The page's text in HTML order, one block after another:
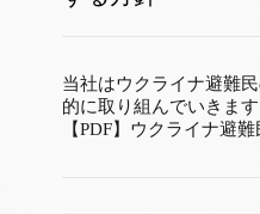
当社はウクライナ避難
的に取り組んでいきます
【PDF】ウクライナ避